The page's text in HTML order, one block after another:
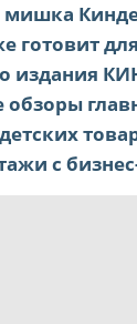
готовит
издания
обзоры
с